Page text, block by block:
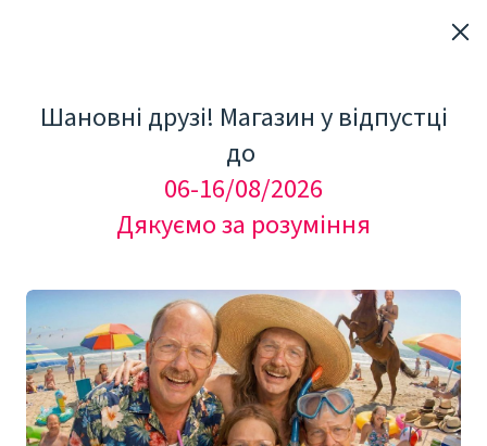
Шановні друзі! Магазин у відпустці
до
06-16/08/2026
Дякуємо за розуміння